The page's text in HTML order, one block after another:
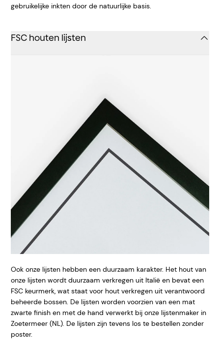
gebruikelijke inkten door de natuurlijke basis.
FSC houten lijsten
Ook onze lijsten hebben een duurzaam karakter. Het hout van
onze lijsten wordt duurzaam verkregen uit Italië en bevat een
FSC keurmerk, wat staat voor hout verkregen uit verantwoord
beheerde bossen. De lijsten worden voorzien van een mat
zwarte finish en met de hand verwerkt bij onze lijstenmaker in
Zoetermeer (NL). De lijsten zijn tevens los te bestellen zonder
poster.